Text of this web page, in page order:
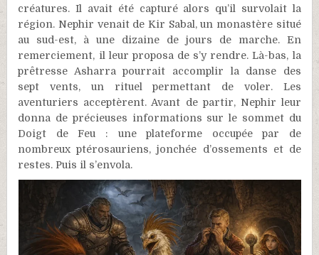
créatures. Il avait été capturé alors qu’il survolait la
région. Nephir venait de Kir Sabal, un monastère situé
au sud-est, à une dizaine de jours de marche. En
remerciement, il leur proposa de s’y rendre. Là-bas, la
prêtresse Asharra pourrait accomplir la danse des
sept vents, un rituel permettant de voler. Les
aventuriers acceptèrent. Avant de partir, Nephir leur
donna de précieuses informations sur le sommet du
Doigt de Feu : une plateforme occupée par de
nombreux ptérosauriens, jonchée d’ossements et de
restes. Puis il s’envola.